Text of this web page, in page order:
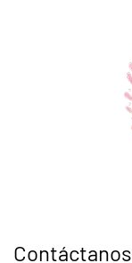
Contáctanos